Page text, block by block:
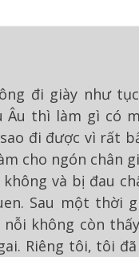
đi giày như
Âu thì làm gì có
đi được vì rất
cho ngón chân
không và bị đau
Sau một thời
không còn
Riêng tôi, tôi